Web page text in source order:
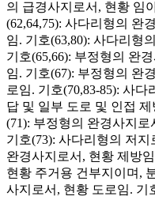
의 급경사지로서, 현황 임
(62,64,75): 사다리형의 완
임. 기호(63,80): 사다리형
기호(65,66): 부정형의 완
임. 기호(67): 부정형의 완
로임. 기호(70,83-85): 사
답 및 일부 도로 및 인접
(71): 부정형의 완경사지
기호(73): 사다리형의 저지
완경사지로서, 현황 제방
현황 주거용 건부지이며,
사지로서, 현황 도로임. 기